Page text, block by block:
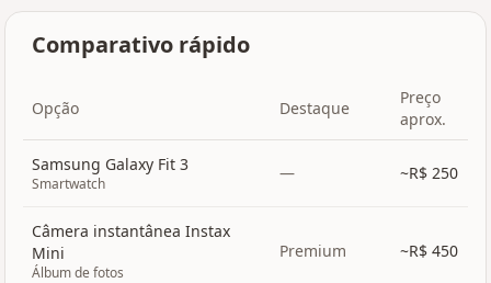
Comparativo rápido
Opção Destaque
Preço
aprox.
Samsung Galaxy Fit 3
Smartwatch
— ~R$ 250
Câmera instantânea Instax
Mini
Álbum de fotos
Premium ~R$ 450